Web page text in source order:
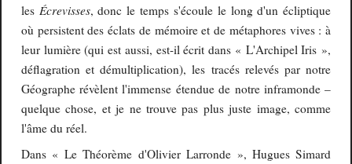
les Écrevisses, donc le temps s'écoule le long d'un écliptique
où persistent des éclats de mémoire et de métaphores vives : à
leur lumière (qui est aussi, est-il écrit dans « L'Archipel Iris »,
déflagration et démultiplication), les tracés relevés par notre
Géographe révèlent l'immense étendue de notre inframonde –
quelque chose, et je ne trouve pas plus juste image, comme
l'âme du réel.
Dans « Le Théorème d'Olivier Larronde », Hugues Simard